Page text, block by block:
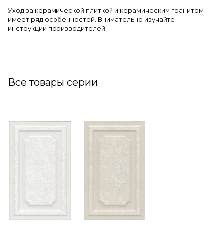
Уход за керамической плиткой и керамическим гранитом
имеет ряд особенностей. Внимательно изучайте
инструкции производителей.
Все товары серии